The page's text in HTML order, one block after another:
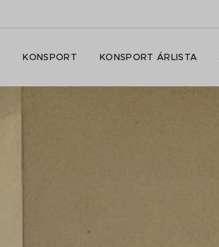
KONSPORT KONSPORT ÁRLISTA